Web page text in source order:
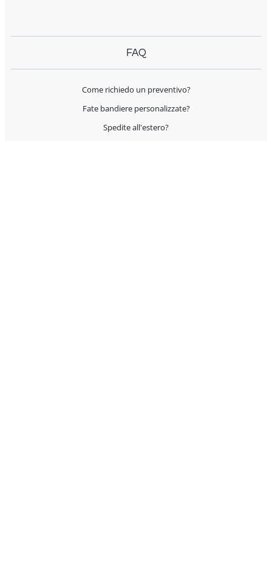
FAQ
Come richiedo un preventivo?
Fate bandiere personalizzate?
Spedite all'estero?